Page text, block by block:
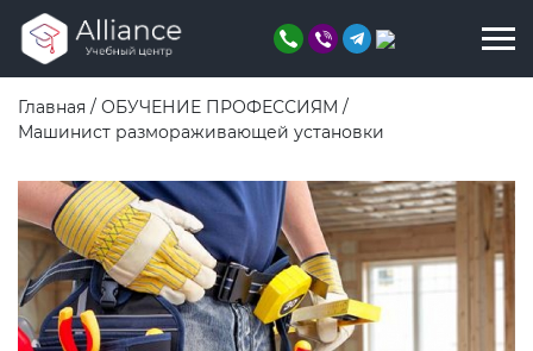
Главная / ОБУЧЕНИЕ ПРОФЕССИЯМ /
Машинист размораживающей установки